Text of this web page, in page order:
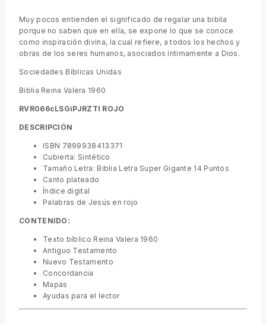
Muy pocos entienden el significado de regalar una biblia
porque no saben que en ella, se expone lo que se conoce
como inspiración divina, la cual refiere, a todos los hechos y
obras de los seres humanos, asociados íntimamente a Dios.
Sociedades Bíblicas Unidas
Biblia Reina Valera 1960
RVR066cLSGiPJRZTI ROJO
DESCRIPCIÓN
ISBN 7899938413371
Cubierta: Sintético
Tamaño Letra: Biblia Letra Super Gigante 14 Puntos
Canto plateado
Índice digital
Palabras de Jesús en rojo
CONTENIDO:
Texto bíblico Reina Valera 1960
Antiguo Testamento
Nuevo Testamento
Concordancia
Mapas
Ayudas para el lector